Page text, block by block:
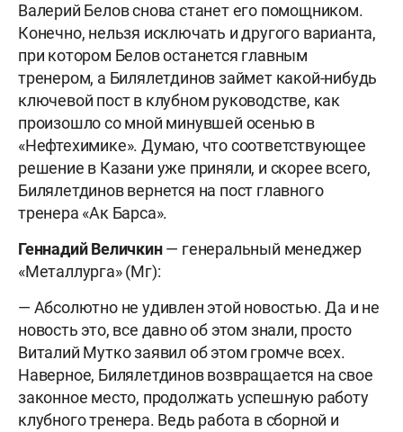
Валерий Белов снова станет его помощником.
Конечно, нельзя исключать и другого варианта,
при котором Белов останется главным
тренером, а Билялетдинов займет какой-нибудь
ключевой пост в клубном руководстве, как
произошло со мной минувшей осенью в
«Нефтехимике». Думаю, что соответствующее
решение в Казани уже приняли, и скорее всего,
Билялетдинов вернется на пост главного
тренера «Ак Барса».
Геннадий Величкин— генеральный менеджер
«Металлурга» (Мг):
— Абсолютно не удивлен этой новостью. Да и не
новость это, все давно об этом знали, просто
Виталий Мутко заявил об этом громче всех.
Наверное, Билялетдинов возвращается на свое
законное место, продолжать успешную работу
клубного тренера. Ведь работа в сборной и